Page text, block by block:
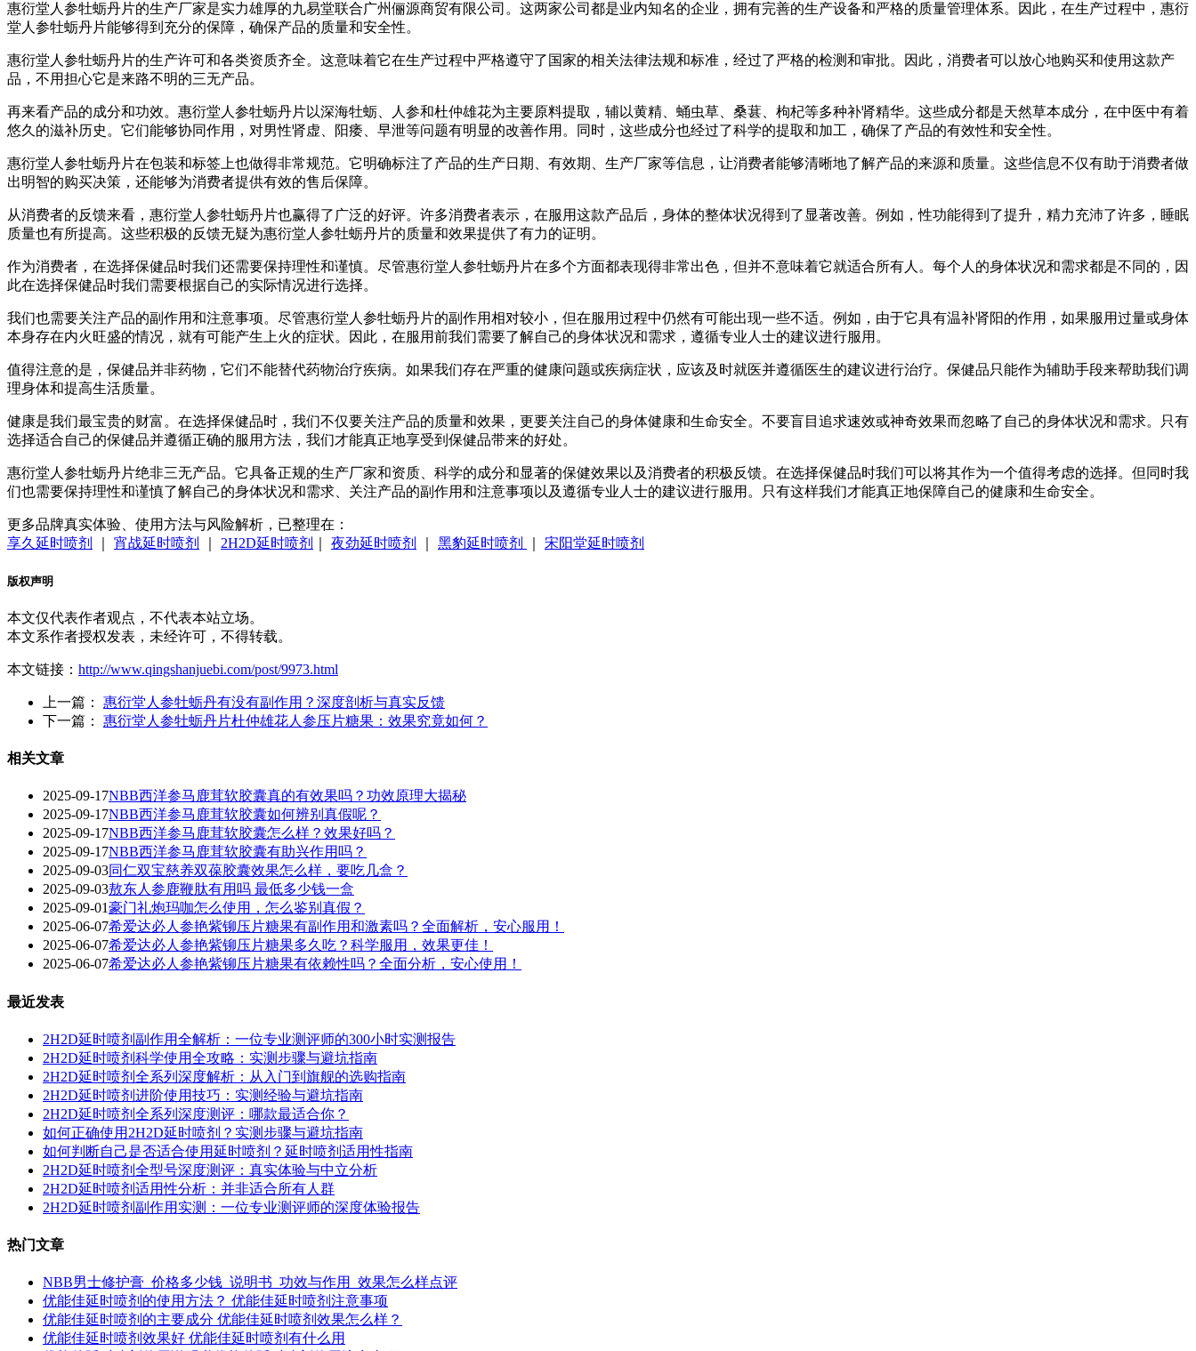
惠衍堂人参牡蛎丹片的生产厂家是实力雄厚的九易堂联合广州俪源商贸有限公司。这两家公司都是业内知名的企业，拥有完善的生产设备和严格的质量管理体系。因此，在生产过程中，惠衍
堂人参牡蛎丹片能够得到充分的保障，确保产品的质量和安全性。
惠衍堂人参牡蛎丹片的生产许可和各类资质齐全。这意味着它在生产过程中严格遵守了国家的相关法律法规和标准，经过了严格的检测和审批。因此，消费者可以放心地购买和使用这款产
品，不用担心它是来路不明的三无产品。
再来看产品的成分和功效。惠衍堂人参牡蛎丹片以深海牡蛎、人参和杜仲雄花为主要原料提取，辅以黄精、蛹虫草、桑葚、枸杞等多种补肾精华。这些成分都是天然草本成分，在中医中有着
悠久的滋补历史。它们能够协同作用，对男性肾虚、阳痿、早泄等问题有明显的改善作用。同时，这些成分也经过了科学的提取和加工，确保了产品的有效性和安全性。
惠衍堂人参牡蛎丹片在包装和标签上也做得非常规范。它明确标注了产品的生产日期、有效期、生产厂家等信息，让消费者能够清晰地了解产品的来源和质量。这些信息不仅有助于消费者做
出明智的购买决策，还能够为消费者提供有效的售后保障。
从消费者的反馈来看，惠衍堂人参牡蛎丹片也赢得了广泛的好评。许多消费者表示，在服用这款产品后，身体的整体状况得到了显著改善。例如，性功能得到了提升，精力充沛了许多，睡眠
质量也有所提高。这些积极的反馈无疑为惠衍堂人参牡蛎丹片的质量和效果提供了有力的证明。
作为消费者，在选择保健品时我们还需要保持理性和谨慎。尽管惠衍堂人参牡蛎丹片在多个方面都表现得非常出色，但并不意味着它就适合所有人。每个人的身体状况和需求都是不同的，因
此在选择保健品时我们需要根据自己的实际情况进行选择。
我们也需要关注产品的副作用和注意事项。尽管惠衍堂人参牡蛎丹片的副作用相对较小，但在服用过程中仍然有可能出现一些不适。例如，由于它具有温补肾阳的作用，如果服用过量或身体
本身存在内火旺盛的情况，就有可能产生上火的症状。因此，在服用前我们需要了解自己的身体状况和需求，遵循专业人士的建议进行服用。
值得注意的是，保健品并非药物，它们不能替代药物治疗疾病。如果我们存在严重的健康问题或疾病症状，应该及时就医并遵循医生的建议进行治疗。保健品只能作为辅助手段来帮助我们调
理身体和提高生活质量。
健康是我们最宝贵的财富。在选择保健品时，我们不仅要关注产品的质量和效果，更要关注自己的身体健康和生命安全。不要盲目追求速效或神奇效果而忽略了自己的身体状况和需求。只有
选择适合自己的保健品并遵循正确的服用方法，我们才能真正地享受到保健品带来的好处。
惠衍堂人参牡蛎丹片绝非三无产品。它具备正规的生产厂家和资质、科学的成分和显著的保健效果以及消费者的积极反馈。在选择保健品时我们可以将其作为一个值得考虑的选择。但同时我
们也需要保持理性和谨慎了解自己的身体状况和需求、关注产品的副作用和注意事项以及遵循专业人士的建议进行服用。只有这样我们才能真正地保障自己的健康和生命安全。
更多品牌真实体验、使用方法与风险解析，已整理在：
享久延时喷剂
宵战延时喷剂 2H2D延时喷剂 夜劲延时喷剂 黑豹延时喷剂 宋阳堂延时喷剂
版权声明
本文仅代表作者观点，不代表本站立场。
本文系作者授权发表，未经许可，不得转载。
本文链接： http://www.qingshanjuebi.com/post/9973.html
上一篇： 惠衍堂人参牡蛎丹有没有副作用？深度剖析与真实反馈
下一篇： 惠衍堂人参牡蛎丹片杜仲雄花人参压片糖果：效果究竟如何？
相关文章
2025-09-17NBB西洋参马鹿茸软胶囊真的有效果吗？功效原理大揭秘
2025-09-17NBB西洋参马鹿茸软胶囊如何辨别真假呢？
2025-09-17‌NBB西洋参马鹿茸软胶囊怎么样？效果好吗？‌
2025-09-17NBB西洋参马鹿茸软胶囊有助兴作用吗？
2025-09-03同仁双宝慈养双葆胶囊效果怎么样，要吃几盒？
2025-09-03敖东人参鹿鞭肽有用吗 最低多少钱一盒
2025-09-01豪门礼炮玛咖怎么使用，怎么鉴别真假？
2025-06-07希爱达必人参艳紫铆压片糖果有副作用和激素吗？全面解析，安心服用！
2025-06-07希爱达必人参艳紫铆压片糖果多久吃？科学服用，效果更佳！
2025-06-07希爱达必人参艳紫铆压片糖果有依赖性吗？全面分析，安心使用！
最近发表
2H2D延时喷剂副作用全解析：一位专业测评师的300小时实测报告
2H2D延时喷剂科学使用全攻略：实测步骤与避坑指南
2H2D延时喷剂全系列深度解析：从入门到旗舰的选购指南
2H2D延时喷剂进阶使用技巧：实测经验与避坑指南
2H2D延时喷剂全系列深度测评：哪款最适合你？
如何正确使用2H2D延时喷剂？实测步骤与避坑指南
如何判断自己是否适合使用延时喷剂？延时喷剂适用性指南
2H2D延时喷剂全型号深度测评：真实体验与中立分析
2H2D延时喷剂适用性分析：并非适合所有人群
2H2D延时喷剂副作用实测：一位专业测评师的深度体验报告
热门文章
NBB男士修护膏_价格多少钱_说明书_功效与作用_效果怎么样点评
优能佳延时喷剂的使用方法？ 优能佳延时喷剂注意事项
优能佳延时喷剂的主要成分 优能佳延时喷剂效果怎么样？
优能佳延时喷剂效果好 优能佳延时喷剂有什么用